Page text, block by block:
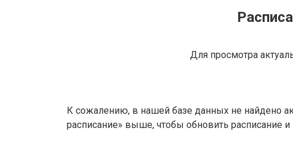
Для просмотра
К сожалению, в нашей базе данных не найдено
расписание» выше, чтобы обновить расписание